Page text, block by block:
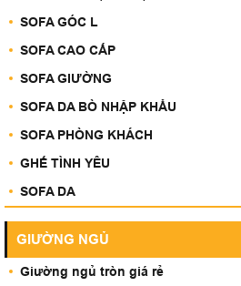
SOFA GÓC L
SOFA CAO CẤP
SOFA GIƯỜNG
SOFA DA BÒ NHẬP KHẨU
SOFA PHÒNG KHÁCH
GHẾ TÌNH YÊU
SOFA DA
GIƯỜNG NGỦ
Giường ngủ tròn giá rẻ